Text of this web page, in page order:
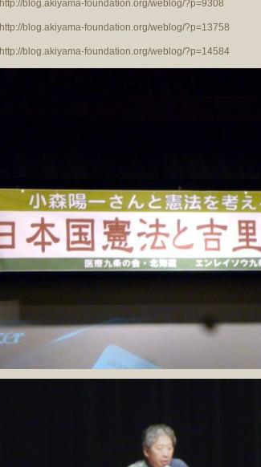
http://blog.akiyama-foundation.org/weblog/?p=9308
http://blog.akiyama-foundation.org/weblog/?p=13758
http://blog.akiyama-foundation.org/weblog/?p=14584